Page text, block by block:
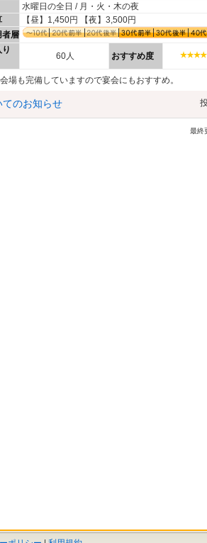
水曜日の全日 / 月・火・木の夜
【昼】1,450円 【夜】3,500円
者層
60人 おすすめ度
場も完備していますので宴会にもおすすめ。
てのお知らせ
最終